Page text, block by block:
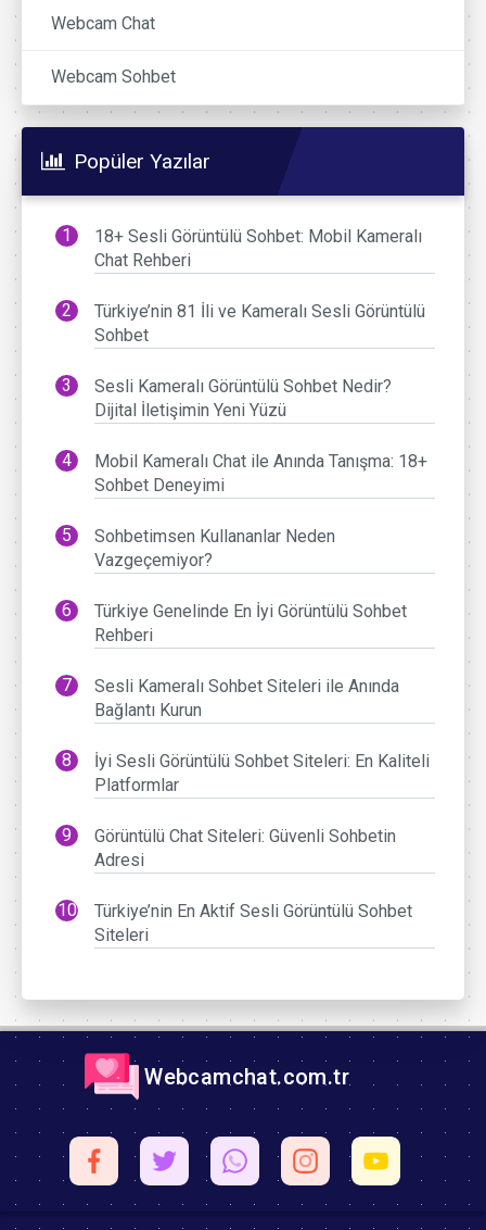
Webcam Chat
Webcam Sohbet
Popüler Yazılar
18+ Sesli Görüntülü Sohbet: Mobil Kameralı
Chat Rehberi
Türkiye’nin 81 İli ve Kameralı Sesli Görüntülü
Sohbet
Sesli Kameralı Görüntülü Sohbet Nedir?
Dijital İletişimin Yeni Yüzü
Mobil Kameralı Chat ile Anında Tanışma: 18+
Sohbet Deneyimi
Sohbetimsen Kullananlar Neden
Vazgeçemiyor?
Türkiye Genelinde En İyi Görüntülü Sohbet
Rehberi
Sesli Kameralı Sohbet Siteleri ile Anında
Bağlantı Kurun
İyi Sesli Görüntülü Sohbet Siteleri: En Kaliteli
Platformlar
Görüntülü Chat Siteleri: Güvenli Sohbetin
Adresi
Türkiye’nin En Aktif Sesli Görüntülü Sohbet
Siteleri
Webcamchat.com.tr